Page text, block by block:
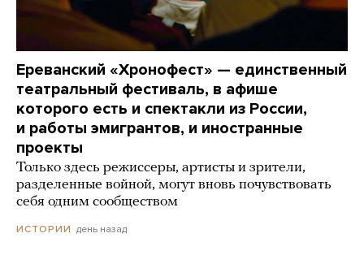
Ереванский «Хронофест» — единственный
театральный фестиваль, в афише
которого есть и спектакли из России,
и работы эмигрантов, и иностранные
проекты
Только здесь режиссеры, артисты и зрители,
разделенные войной, могут вновь почувствовать
себя одним сообществом
ИСТОРИИ день назад